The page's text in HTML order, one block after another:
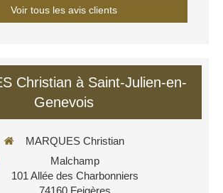
Voir tous les avis clients
Christian à Saint-Julien-en-
Genevois
MARQUES Christian
Malchamp
101 Allée des Charbonniers
74160 Feigères